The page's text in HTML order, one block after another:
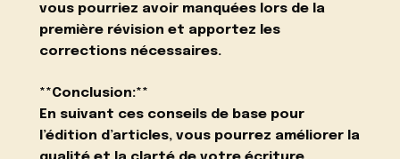
vous pourriez avoir manquées lors de la
première révision et apportez les
corrections nécessaires.
**Conclusion:**
En suivant ces conseils de base pour
l’édition d’articles, vous pourrez améliorer la